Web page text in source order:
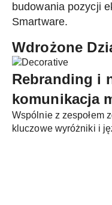
budowania pozycji
Smartware.
Wdrożone
Rebranding i
komunikacja
Wspólnie z zespołem
kluczowe wyróżniki i